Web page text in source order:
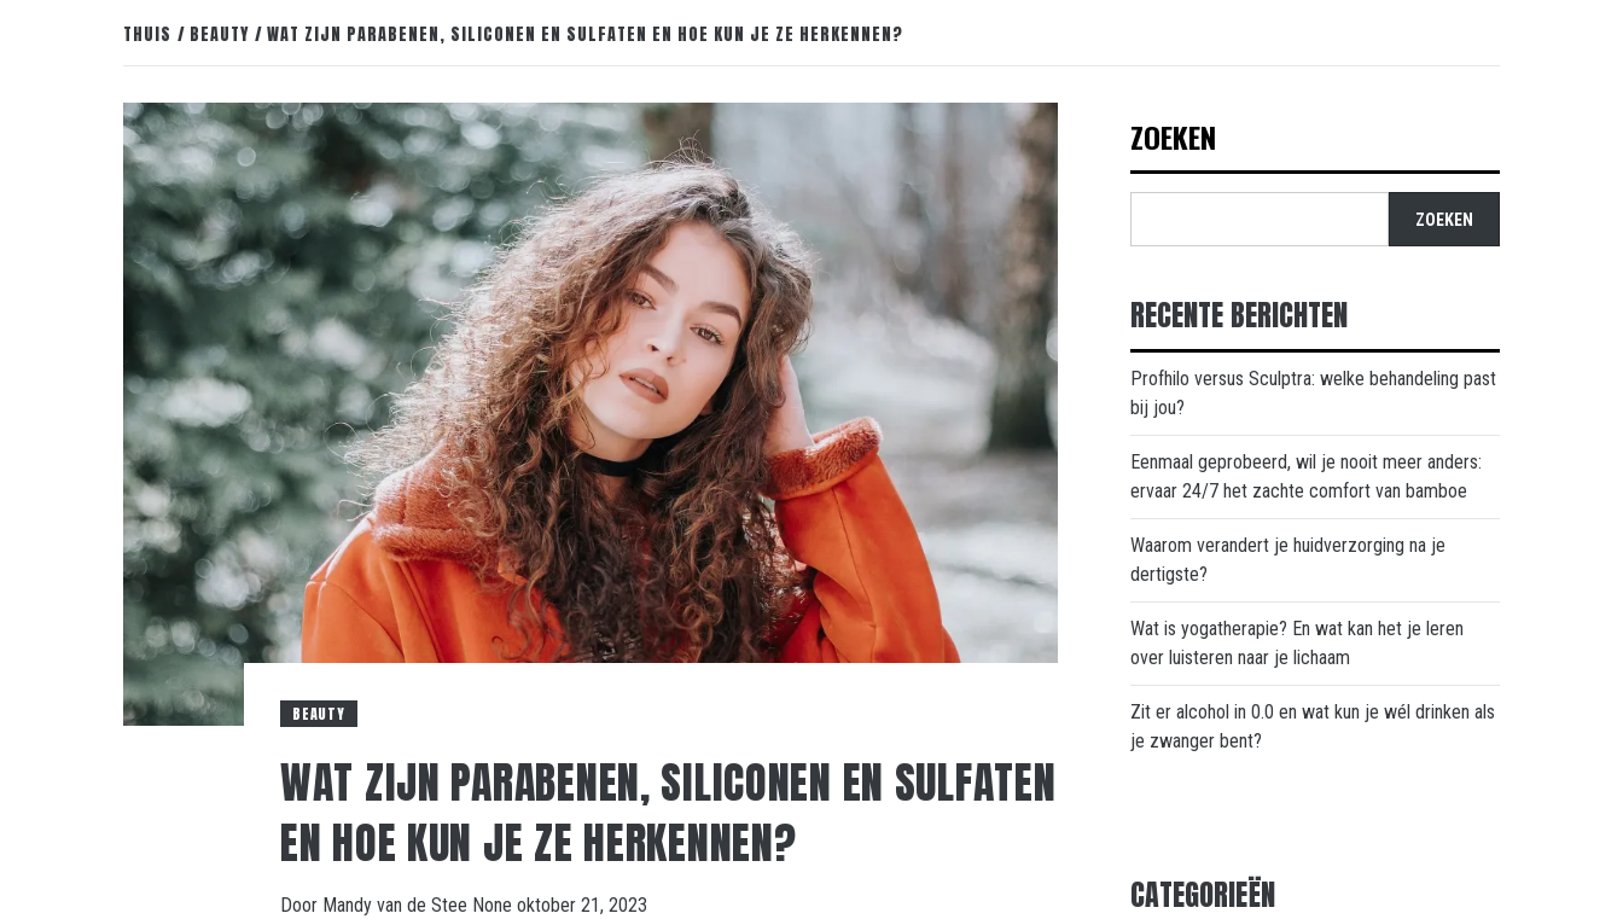
THUIS BEAUTY WAT ZIJN PARABENEN, SILICONEN EN SULFATEN EN HOE KUN JE ZE HERKENNEN?
BEAUTY
WAT ZIJN PARABENEN, SILICONEN EN SULFATEN
EN HOE KUN JE ZE HERKENNEN?
Door Mandy van de Stee None oktober 21, 2023
ZOEKEN
ZOEKEN
RECENTE BERICHTEN
Profhilo versus Sculptra: welke behandeling past
bij jou?
Eenmaal geprobeerd, wil je nooit meer anders:
ervaar 24/7 het zachte comfort van bamboe
Waarom verandert je huidverzorging na je
dertigste?
Wat is yogatherapie? En wat kan het je leren
over luisteren naar je lichaam
Zit er alcohol in 0.0 en wat kun je wél drinken als
je zwanger bent?
CATEGORIEËN